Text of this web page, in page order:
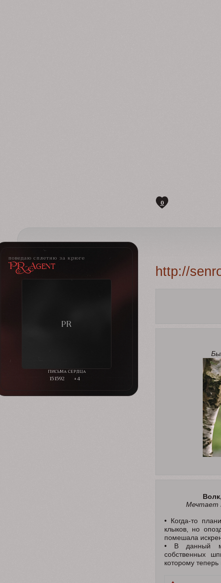
0
поведаю сплетню за крюге
PR-Agent
151592 +4
http://
Мечтает
• Когда-то
клыков, но
помешала
• В данный
собственных
которому